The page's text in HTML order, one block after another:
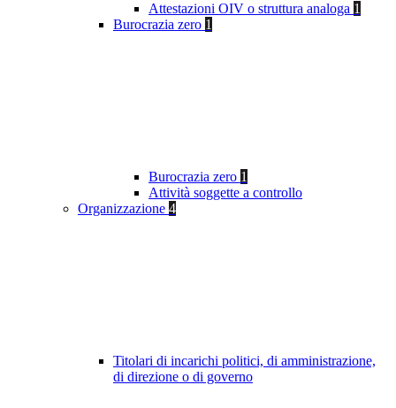
Attestazioni OIV o struttura analoga 1
Burocrazia zero 1
Burocrazia zero 1
Attività soggette a controllo
Organizzazione 4
Titolari di incarichi politici, di amministrazione,
di direzione o di governo